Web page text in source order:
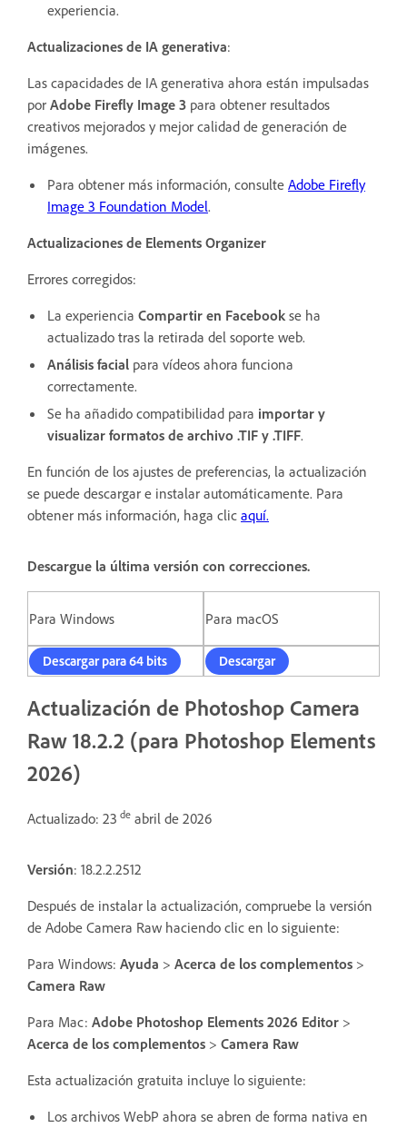
experiencia.
Actualizaciones de IA generativa:
Las capacidades de IA generativa ahora están impulsadas
por Adobe Firefly Image 3 para obtener resultados
creativos mejorados y mejor calidad de generación de
imágenes.
Para obtener más información, consulte Adobe Firefly
Image 3 Foundation Model.
Actualizaciones de Elements Organizer
Errores corregidos:
La experiencia Compartir en Facebook se ha
actualizado tras la retirada del soporte web.
Análisis facial para vídeos ahora funciona
correctamente.
Se ha añadido compatibilidad para importar y
visualizar formatos de archivo .TIF y .TIFF.
En función de los ajustes de preferencias, la actualización
se puede descargar e instalar automáticamente. Para
obtener más información, haga clic aquí.
Descargue la última versión con correcciones.
Para Windows Para macOS
Descargar para 64 bits Descargar
Actualización de Photoshop Camera
Raw 18.2.2 (para Photoshop Elements
2026)
Actualizado: 23 de abril de 2026
Versión: 18.2.2.2512
Después de instalar la actualización, compruebe la versión
de Adobe Camera Raw haciendo clic en lo siguiente:
Para Windows: Ayuda > Acerca de los complementos >
Camera Raw
Para Mac: Adobe Photoshop Elements 2026 Editor >
Acerca de los complementos > Camera Raw
Esta actualización gratuita incluye lo siguiente:
Los archivos WebP ahora se abren de forma nativa en